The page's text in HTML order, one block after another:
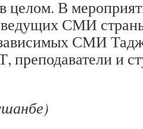
целом. В
ведущих СМИ
СМИ
преподаватели и